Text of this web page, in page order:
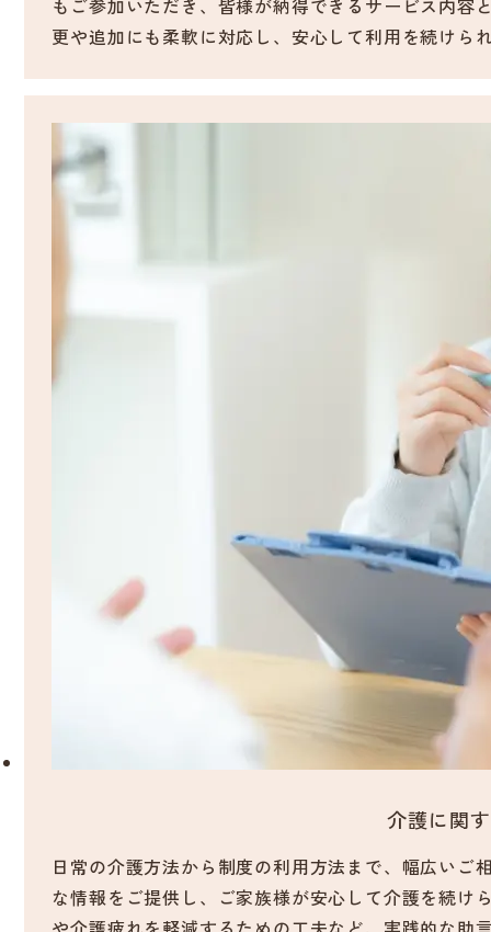
もご参加いただき、皆様が納得できるサービス内
更や追加にも柔軟に対応し、安心して利用を続けら
介護に関
日常の介護方法から制度の利用方法まで、幅広い
な情報をご提供し、ご家族様が安心して介護を続